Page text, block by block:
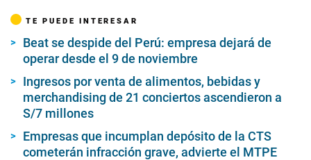
s
o
0
c
TE PUEDE INTERESAR
Beat se despide del Perú: empresa dejará de
operar desde el 9 de noviembre
Ingresos por venta de alimentos, bebidas y
merchandising de 21 conciertos ascendieron a
S/7 millones
Empresas que incumplan depósito de la CTS
cometerán infracción grave, advierte el MTPE